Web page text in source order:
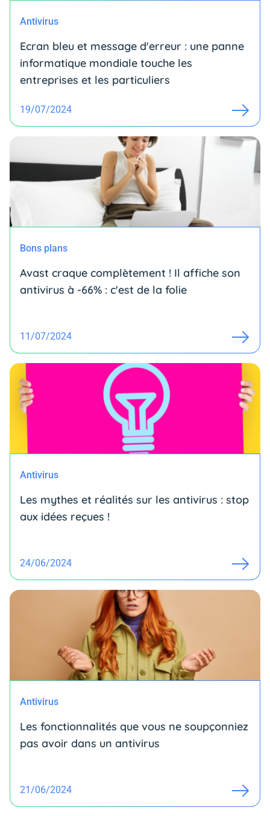
Antivirus
Ecran bleu et message d'erreur : une panne
informatique mondiale touche les
entreprises et les particuliers
19/07/2024
Bons plans
Avast craque complètement ! Il affiche son
antivirus à -66% : c'est de la folie
11/07/2024
Antivirus
Les mythes et réalités sur les antivirus : stop
aux idées reçues !
24/06/2024
Antivirus
Les fonctionnalités que vous ne soupçonniez
pas avoir dans un antivirus
21/06/2024